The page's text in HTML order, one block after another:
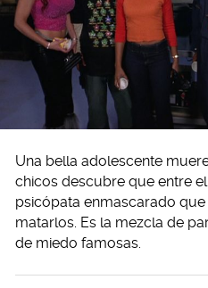
Una bella adolescente
chicos descubre que entre
psicópata enmascarado
matarlos. Es la mezcla de
de miedo famosas.